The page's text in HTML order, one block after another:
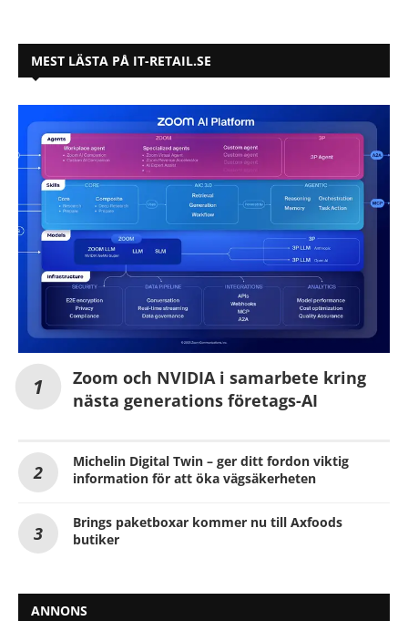
MEST LÄSTA PÅ IT-RETAIL.SE
Zoom och NVIDIA i samarbete kring
nästa generations företags-AI
Michelin Digital Twin – ger ditt fordon viktig
information för att öka vägsäkerheten
Brings paketboxar kommer nu till Axfoods
butiker
ANNONS